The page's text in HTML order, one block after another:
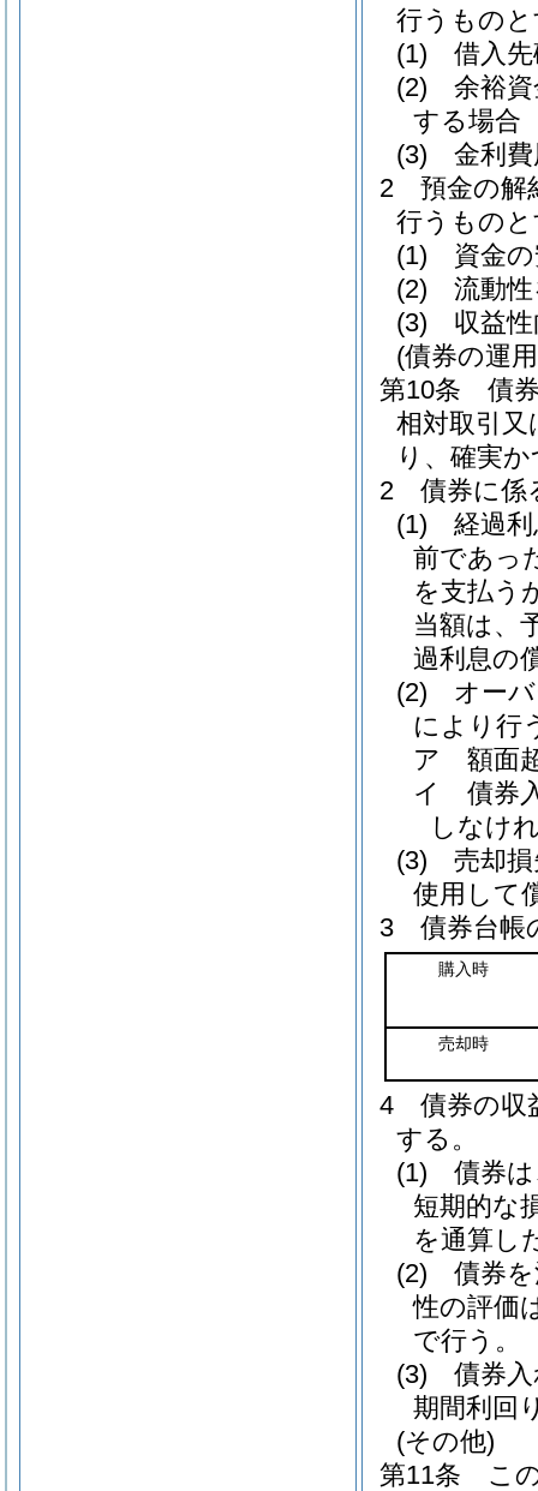
行うもの
(1)
借入
(2)
余裕
する場合
(3)
金利
2
預金の解
行うもの
(1)
資金
(2)
流動
(3)
収益
(債券の運
第10条
債
相対取引
り、確実
2
債券に係
(1)
経過
前であっ
を支払う
当額は、
過利息の
(2)
オー
により行
ア
額面
イ
債券
しなけ
(3)
売却
使用して
3
債券台帳
購入時
売却時
4
債券の収
する。
(1)
債券
短期的な
を通算し
(2)
債券
性の評価
で行う。
(3)
債券
期間利回
(その他)
第11条
こ